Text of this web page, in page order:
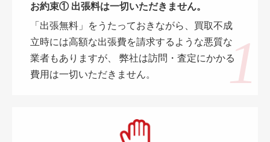
お約束① 出張料は一切いただきません。
「出張無料」をうたっておきながら、買取不成
立時には高額な出張費を請求するような悪質な
業者もありますが、 弊社は訪問・査定にかかる
費用は一切いただきません。